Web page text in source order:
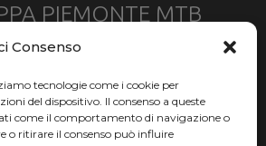
Consenso
tecnologie come i cookie per
del dispositivo. Il consenso a queste
come il comportamento di navigazione o
o ritirare il consenso può influire
PIEMONTE MTB
ARU FIAB FINALE LIGURE
INSUBRIA BIKE FESTIVAL
BIKE DELLA BRIANZA